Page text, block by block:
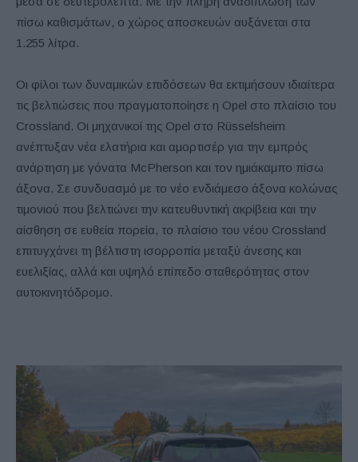
πίσω καθισμάτων, ο χώρος αποσκευών αυξάνεται στα
1.255 λίτρα.
Οι φίλοι των δυναμικών επιδόσεων θα εκτιμήσουν ιδιαίτερα
τις βελτιώσεις που πραγματοποίησε η Opel στο πλαίσιο του
Crossland. Οι μηχανικοί της Opel στο Rüsselsheim
ανέπτυξαν νέα ελατήρια και αμορτισέρ για την εμπρός
ανάρτηση με γόνατα McPherson και τον ημιάκαμπο πίσω
άξονα. Σε συνδυασμό με το νέο ενδιάμεσο άξονα κολώνας
τιμονιού που βελτιώνει την κατευθυντική ακρίβεια και την
αίσθηση σε ευθεία πορεία, το πλαίσιο του νέου Crossland
επιτυγχάνει τη βέλτιστη ισορροπία μεταξύ άνεσης και
ευελιξίας, αλλά και υψηλό επίπεδο σταθερότητας στον
αυτοκινητόδρομο.